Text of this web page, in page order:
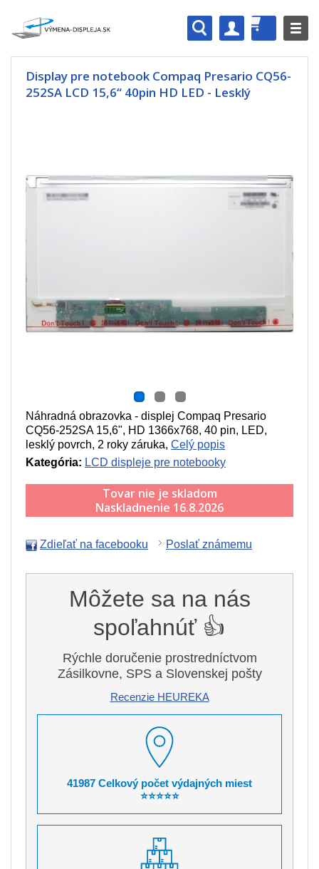
Display pre notebook Compaq Presario CQ56-
252SA LCD 15,6“ 40pin HD LED - Lesklý
Náhradná obrazovka - displej Compaq Presario
CQ56-252SA 15,6", HD 1366x768, 40 pin, LED,
lesklý povrch, 2 roky záruka, Celý popis
Kategória: LCD displeje pre notebooky
Tovar nie je skladom
Naskladnenie 16.8.2026
Zdieľať na facebooku Poslať známemu
Môžete sa na nás
spoľahnúť 👍
Rýchle doručenie prostredníctvom
Zásilkovne, SPS a Slovenskej pošty
Recenzie HEUREKA
41987 Celkový počet výdajných miest
⭐⭐⭐⭐⭐